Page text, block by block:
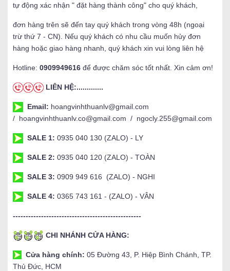
tự động xác nhận " đặt hàng thành công" cho quý khách,
đơn hàng trên sẽ đến tay quý khách trong vòng 48h (ngoại
trừ thứ 7 - CN). Nếu quý khách có nhu cầu muốn hủy đơn
hàng hoặc giao hàng nhanh, quý khách xin vui lòng liên hệ
Hotline: 0909949616 để được chăm sóc tốt nhất. Xin cảm ơn!
LIÊN HỆ:.............
Email: hoangvinhthuanlv@gmail.com
/ hoangvinhthuanlv.co@gmail.com / ngocly.255@gmail.com
SALE 1: 0935 040 130 (ZALO) - LY
SALE 2: 0935 040 120 (ZALO) - TOÀN
SALE 3: 0909 949 616 (ZALO) - NGHI
SALE 4: 0365 743 161 - (ZALO) - VÂN
--------------------------------------------------
CHI NHÁNH CỬA HÀNG:
Cửa hàng chính: 05 Đường 43, P. Hiệp Bình Chánh, TP.
Thủ Đức, HCM